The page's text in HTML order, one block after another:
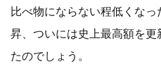
比べ物にならない程低くな
昇、ついには史上最高額を
たのでしょう。